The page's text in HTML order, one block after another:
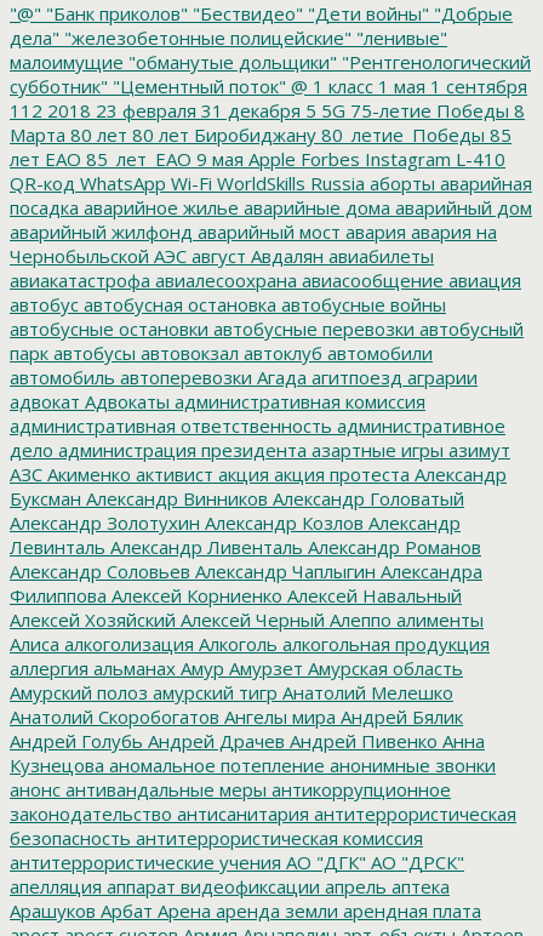
"@" "Банк приколов" "Бествидео" "Дети войны" "Добрые
дела" "железобетонные полицейские" "ленивые"
малоимущие "обманутые дольщики" "Рентгенологический
субботник" "Цементный поток" @ 1 класс 1 мая 1 сентября
112 2018 23 февраля 31 декабря 5 5G 75-летие Победы 8
Марта 80 лет 80 лет Биробиджану 80_летие_Победы 85
лет ЕАО 85_лет_ЕАО 9 мая Apple Forbes Instagram L-410
QR-код WhatsApp Wi-Fi WorldSkills Russia аборты аварийная
посадка аварийное жилье аварийные дома аварийный дом
аварийный жилфонд аварийный мост авария авария на
Чернобыльской АЭС август Авдалян авиабилеты
авиакатастрофа авиалесоохрана авиасообщение авиация
автобус автобусная остановка автобусные войны
автобусные остановки автобусные перевозки автобусный
парк автобусы автовокзал автоклуб автомобили
автомобиль автоперевозки Агада агитпоезд аграрии
адвокат Адвокаты административная комиссия
административная ответственность административное
дело администрация президента азартные игры азимут
АЗС Акименко активист акция акция протеста Александр
Буксман Александр Винников Александр Головатый
Александр Золотухин Александр Козлов Александр
Левинталь Александр Ливенталь Александр Романов
Александр Соловьев Александр Чаплыгин Александра
Филиппова Алексей Корниенко Алексей Навальный
Алексей Хозяйский Алексей Черный Алеппо алименты
Алиса алкоголизация Алкоголь алкогольная продукция
аллергия альманах Амур Амурзет Амурская область
Амурский полоз амурский тигр Анатолий Мелешко
Анатолий Скоробогатов Ангелы мира Андрей Бялик
Андрей Голубь Андрей Драчев Андрей Пивенко Анна
Кузнецова аномальное потепление анонимные звонки
анонс антивандальные меры антикоррупционное
законодательство антисанитария антитеррористическая
безопасность антитеррористическая комиссия
антитеррористические учения АО "ДГК" АО "ДРСК"
апелляция аппарат видеофиксации апрель аптека
Арашуков Арбат Арена аренда земли арендная плата